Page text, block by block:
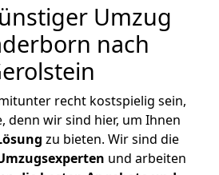
Umzug
nach
recht kostspielig sein,
denn wir sind hier, um Ihnen
zu bieten. Wir sind die
und arbeiten